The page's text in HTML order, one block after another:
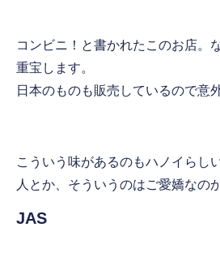
コンビニ！と書かれたこのお店。
重宝します。
日本のものも販売しているので意
こういう味があるのもハノイら
人とか、そういうのはご愛嬌なの
JAS